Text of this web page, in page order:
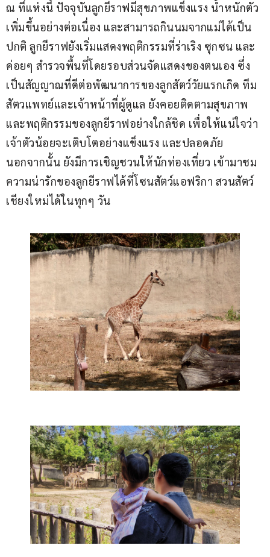
ณ ที่แห่งนี้ ปัจจุบันลูกยีราฟมีสุขภาพแข็งแรง น้ำหนักตัว
เพิ่มขึ้นอย่างต่อเนื่อง และสามารถกินนมจากแม่ได้เป็น
ปกติ ลูกยีราฟยังเริ่มแสดงพฤติกรรมที่ร่าเริง ซุกซน และ
ค่อยๆ สำรวจพื้นที่โดยรอบส่วนจัดแสดงของตนเอง ซึ่ง
เป็นสัญญาณที่ดีต่อพัฒนาการของลูกสัตว์วัยแรกเกิด ทีม
สัตวแพทย์และเจ้าหน้าที่ผู้ดูแล ยังคอยติดตามสุขภาพ
และพฤติกรรมของลูกยีราฟอย่างใกล้ชิด เพื่อให้แน่ใจว่า
เจ้าตัวน้อยจะเติบโตอย่างแข็งแรง และปลอดภัย
นอกจากนั้น ยังมีการเชิญชวนให้นักท่องเที่ยว เข้ามาชม
ความน่ารักของลูกยีราฟได้ที่โซนสัตว์แอฟริกา สวนสัตว์
เชียงใหม่ได้ในทุกๆ วัน